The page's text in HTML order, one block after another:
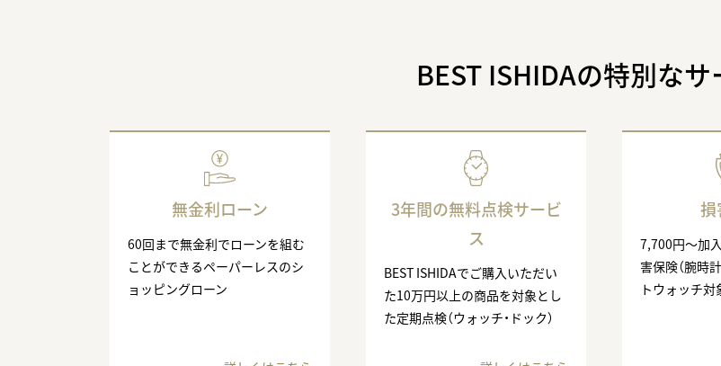
BEST ISHIDAの特別なサ
無金利ローン
60回まで無金利でローンを組む
ことができるペーパーレスのシ
ョッピングローン
3年間の無料点検サービ
ス
BEST ISHIDAでご購入いただい
た10万円以上の商品を対象とし
た定期点検（ウォッチ・ドック）
損
7,700円〜加
害保険（腕時
トウォッチ対